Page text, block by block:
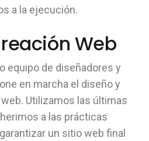
a la ejecución.
Web
equipo de diseñadores y
en marcha el diseño y
Utilizamos las últimas
a las prácticas
un sitio web final